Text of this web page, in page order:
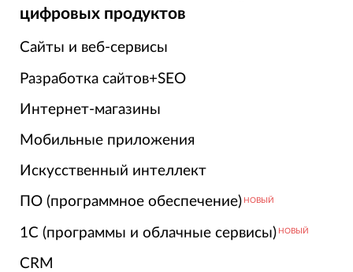
цифровых продуктов
Сайты и веб-сервисы
Разработка сайтов+SEO
Интернет-магазины
Мобильные приложения
Искусственный интеллект
ПО (программное обеспечение) НОВЫЙ
1С (программы и облачные сервисы) НОВЫЙ
CRM